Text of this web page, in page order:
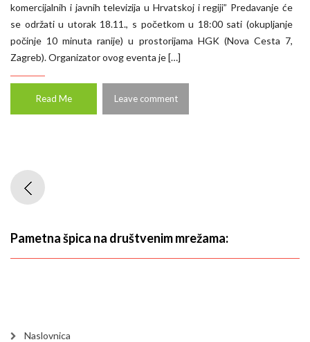
komercijalnih i javnih televizija u Hrvatskoj i regiji” Predavanje će
se održati u utorak 18.11., s početkom u 18:00 sati (okupljanje
počinje 10 minuta ranije) u prostorijama HGK (Nova Cesta 7,
Zagreb). Organizator ovog eventa je […]
Read Me Leave comment
Pametna špica na društvenim mrežama:
Naslovnica